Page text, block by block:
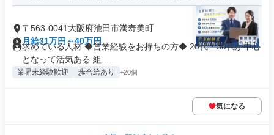
〒563-0041大阪府池田市満寿美町
月給31万円～40万円
求めている人材 ◆営業経験をお持ちの方◆ 20代・30代が中心
となって活気ある 組...
業界未経験歓迎 歩合給あり +20個
気になる